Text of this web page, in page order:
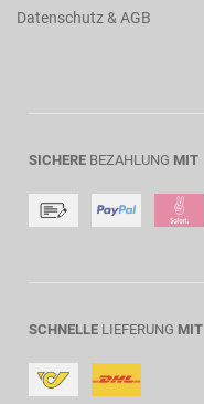
Datenschutz & AGB
SICHERE BEZAHLUNG MIT
SCHNELLE LIEFERUNG MIT